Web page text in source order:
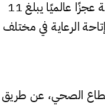
2030، تتوقع منظمة الصحة العالمية عجزًا عالميًا يبلغ 11
الرعاية في مختلف
الصحي، عن طريق